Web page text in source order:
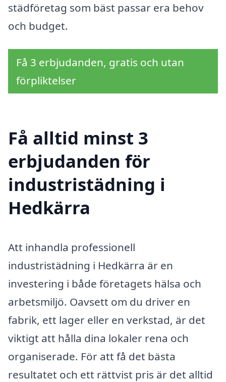
städföretag som bäst passar era behov
och budget.
Få 3 erbjudanden, gratis och utan
förpliktelser
Få alltid minst 3
erbjudanden för
industristädning i
Hedkärra
Att inhandla professionell
industristädning i Hedkärra är en
investering i både företagets hälsa och
arbetsmiljö. Oavsett om du driver en
fabrik, ett lager eller en verkstad, är det
viktigt att hålla dina lokaler rena och
organiserade. För att få det bästa
resultatet och ett rättvist pris är det alltid